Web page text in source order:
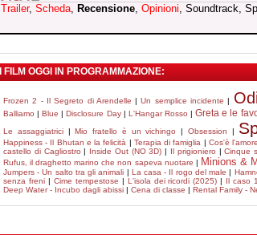
Trailer, Scheda, Recensione, Opinioni, Soundtrack,
I FILM OGGI IN PROGRAMMAZIONE:
Frozen 2 - Il Segreto di Arendelle |Un semplice incidente |
Balliamo |Blue |Disclosure Day| L'Hangar Rosso |Greta e le
Le assaggiatrici|Mio fratello è un vichingo | Obsession |
Happiness - Il Bhutan e la felicità | Terapia di famiglia | Cos'è
castello di Cagliostro | Inside Out (NO 3D) | Il prigioniero |Cinque
Rufus, il draghetto marino che non sapeva nuotare | Minions &
Jumpers - Un salto tra gli animali | La casa - Il rogo del male |
senza freni| Cime tempestose | L'isola dei ricordi (2025) | Il caso
Deep Water - Incubo dagli abissi | Cena di classe | Rental Family -